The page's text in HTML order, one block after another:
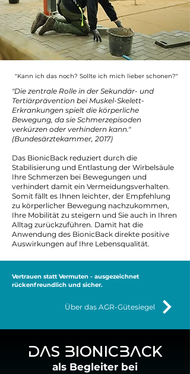
"Kann ich das noch? Sollte ich mich lieber schonen?"
"Die zentrale Rolle in der Sekundär- und
Tertiärprävention bei Muskel-Skelett-
Erkrankungen spielt die körperliche
Bewegung, da sie Schmerzepisoden
verkürzen oder verhindern kann."
(Bundesärztekammer, 2017)
Das BionicBack reduziert durch die
Stabilisierung und Entlastung der Wirbelsäule
Ihre Schmerzen bei Bewegungen und
verhindert damit ein Vermeidungsverhalten.
Somit fällt es Ihnen leichter, der Empfehlung
zu körperlicher Bewegung nachzukommen,
Ihre Mobilität zu steigern und Sie auch in Ihren
Alltag zurückzuführen. Damit hat die
Anwendung des BionicBack direkte positive
Auswirkungen auf Ihre Lebensqualität.
Vertrauen statt Vermuten - ausgezeichnet
rückenfreundlich und sicher.
Über das AGR-Gütesiegel
DAS BIONICBACK
als Begleiter bei